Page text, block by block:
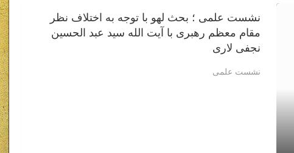
نشست علمی ؛ بحث لهو با توجه به اختلاف نظر
مقام معظم رهبری با آیت الله سید عبد الحسین
نجفی لاری
نشست علمی